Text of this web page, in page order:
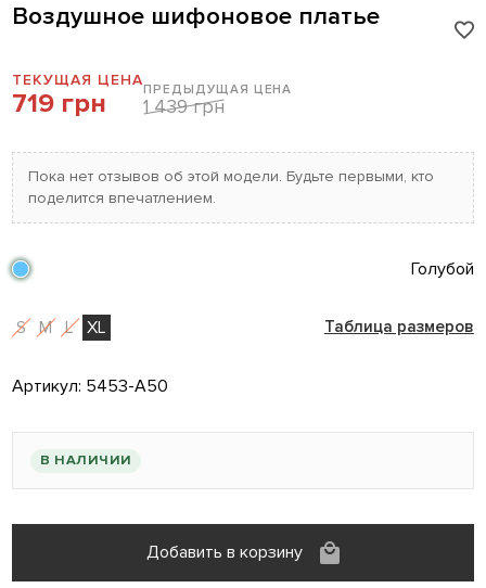
Воздушное шифоновое платье
ТЕКУЩАЯ ЦЕНА
719 грн ПРЕДЫДУЩАЯ ЦЕНА
1 439 грн
Пока нет отзывов об этой модели. Будьте первыми, кто
поделится впечатлением.
Голубой
S M L XL Таблица размеров
Артикул: 5453-A50
В НАЛИЧИИ
Добавить в корзину